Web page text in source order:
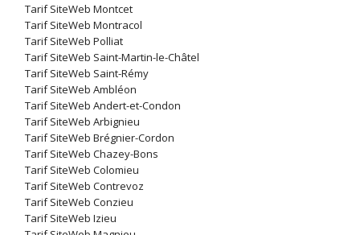
Tarif SiteWeb Montcet
Tarif SiteWeb Montracol
Tarif SiteWeb Polliat
Tarif SiteWeb Saint-Martin-le-Châtel
Tarif SiteWeb Saint-Rémy
Tarif SiteWeb Ambléon
Tarif SiteWeb Andert-et-Condon
Tarif SiteWeb Arbignieu
Tarif SiteWeb Brégnier-Cordon
Tarif SiteWeb Chazey-Bons
Tarif SiteWeb Colomieu
Tarif SiteWeb Contrevoz
Tarif SiteWeb Conzieu
Tarif SiteWeb Izieu